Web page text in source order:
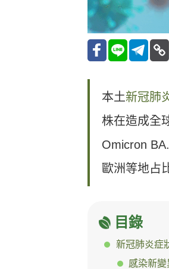
本土新冠肺
株在造成全
Omicron
歐洲等地占
目錄
新冠肺炎症
感染新